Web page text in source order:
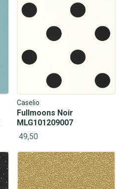
Caselio
Fullmoons Noir
MLG101209007
49,50